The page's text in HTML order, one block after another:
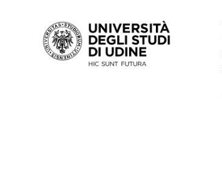
esperti linguistici
Assunzioni Tecnologi
tempo determinato